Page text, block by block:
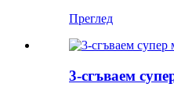
Преглед
3-сгъваем